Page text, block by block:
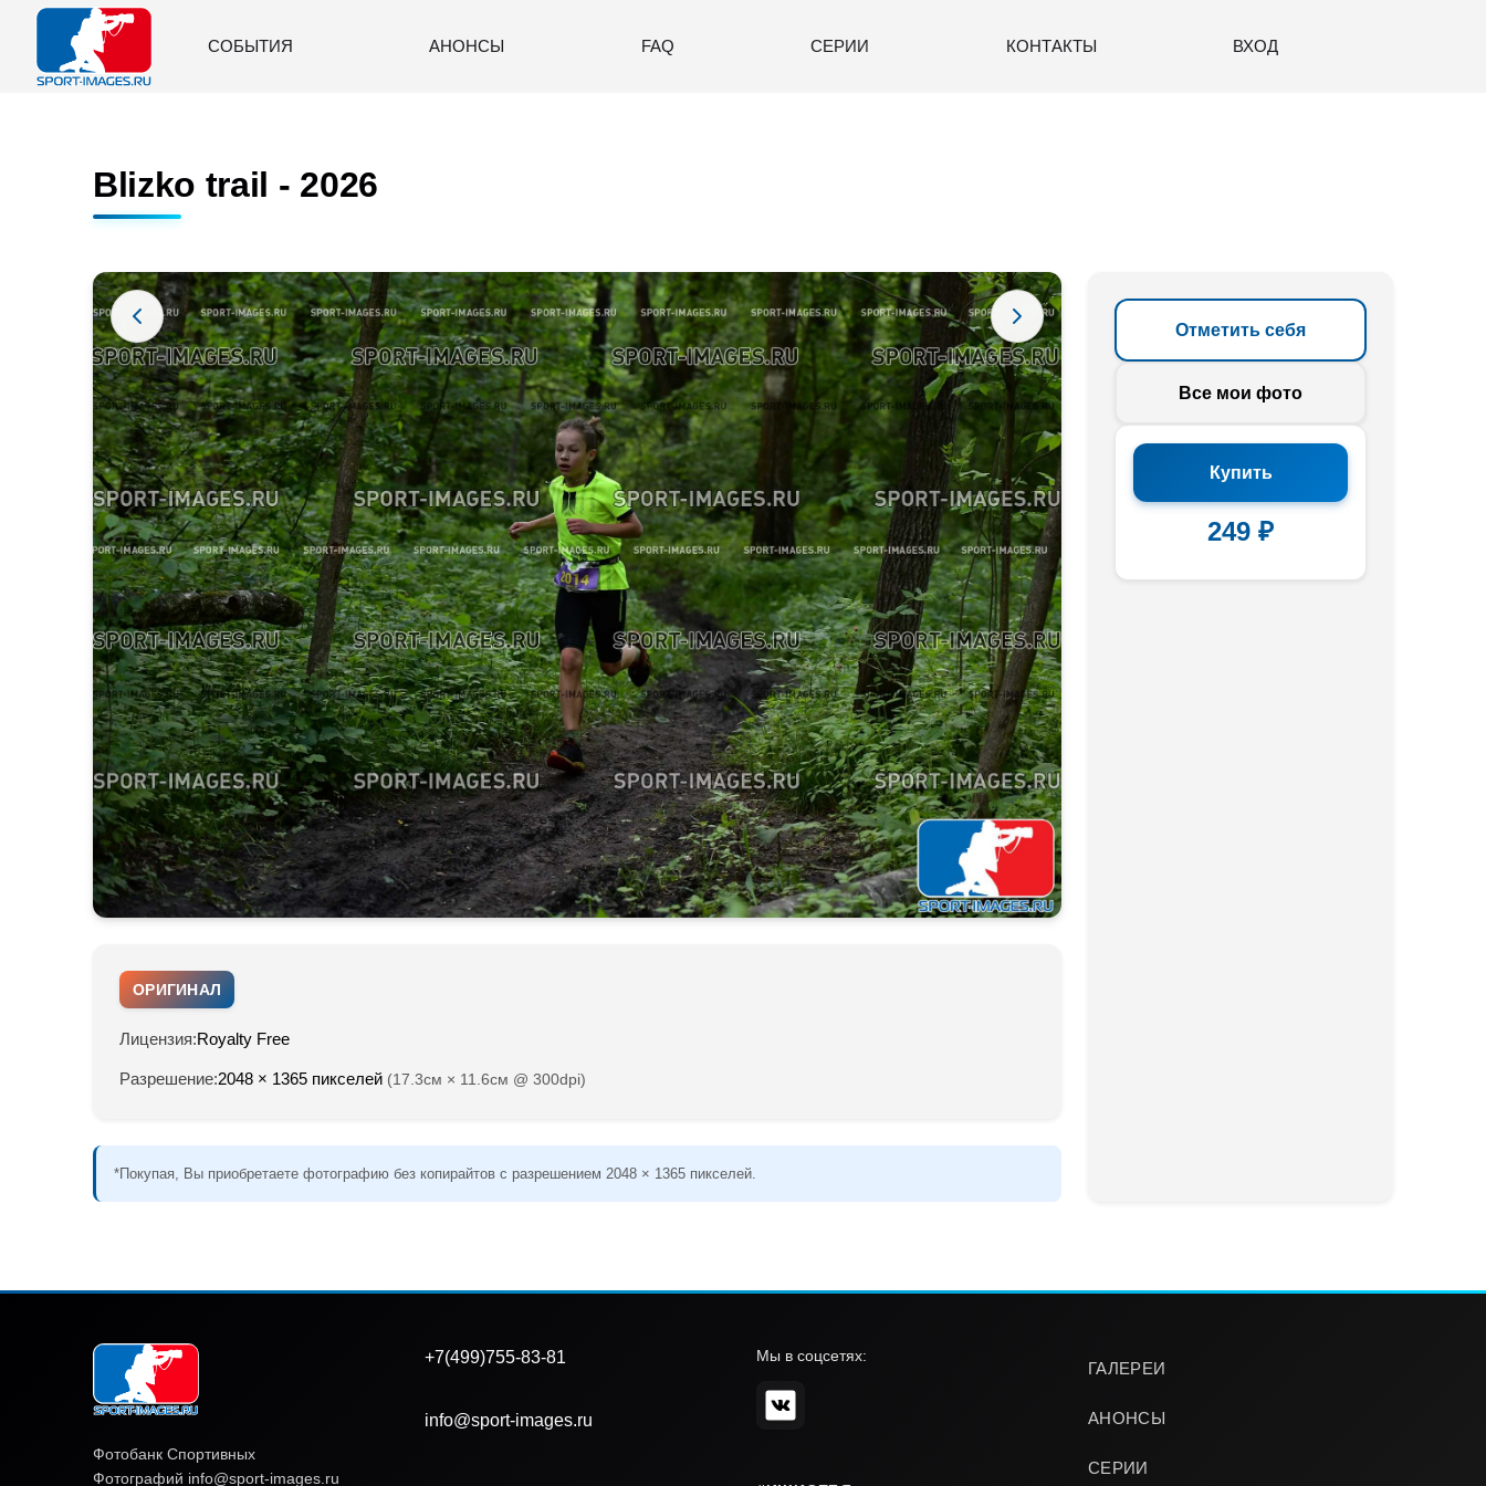
СОБЫТИЯ АНОНСЫ FAQ СЕРИИ КОНТАКТЫ ВХОД
Blizko trail - 2026
ОРИГИНАЛ
Лицензия:Royalty Free
Разрешение:2048 × 1365 пикселей (17.3см × 11.6см @ 300dpi)
*Покупая, Вы приобретаете фотографию без копирайтов с разрешением 2048 × 1365 пикселей.
Отметить себя
Все мои фото
Купить
249 ₽
Фотобанк Спортивных
Фотографий info@sport-images.ru
ГАЛЕРЕИ
АНОНСЫ
СЕРИИ
+7(499)755-83-81
info@sport-images.ru
Мы в соцсетях: